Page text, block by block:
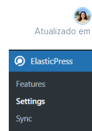
Atualizado